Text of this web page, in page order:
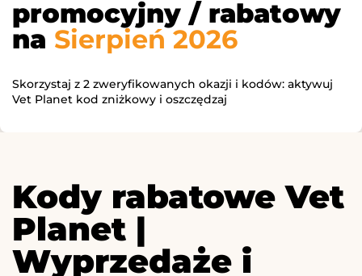
promocyjny / rabatowy
na Sierpień 2026
Skorzystaj z 2 zweryfikowanych okazji i kodów: aktywuj
Vet Planet kod zniżkowy i oszczędzaj
Kody rabatowe Vet
Planet |
Wyprzedaże i